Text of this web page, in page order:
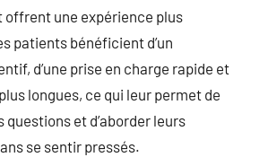
une expérience plus
patients bénéficient d’un
d’une prise en charge rapide et
longues, ce qui leur permet de
questions et d’aborder leurs
se sentir pressés.